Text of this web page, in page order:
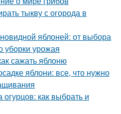
тыкву с огорода в
яблоней: от выбора
уборки урожая
сажать яблоню
яблони: все, что нужно
как выбрать и